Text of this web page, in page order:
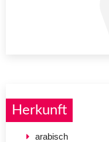
Herkunft
arabisch